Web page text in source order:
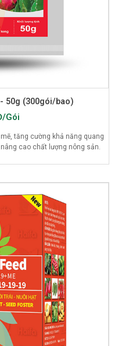
50g (300gói/bao)
Gói
tăng cường khả năng quang
cao chất lượng nông sản.